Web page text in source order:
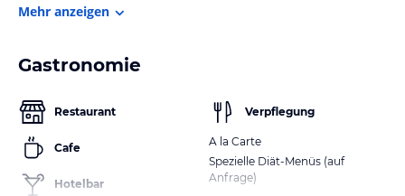
Mehr anzeigen
Gastronomie
Restaurant
Cafe
Hotelbar
Verpflegung
A la Carte
Spezielle Diät-Menüs (auf
Anfrage)